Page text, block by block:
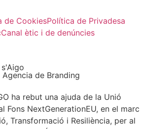
de CookiesPolítica de Privadesa
Canal ètic i de denúncies
de Branding
ha rebut una ajuda de la Unió
Fons NextGenerationEU, en el marc
Transformació i Resiliència, per al